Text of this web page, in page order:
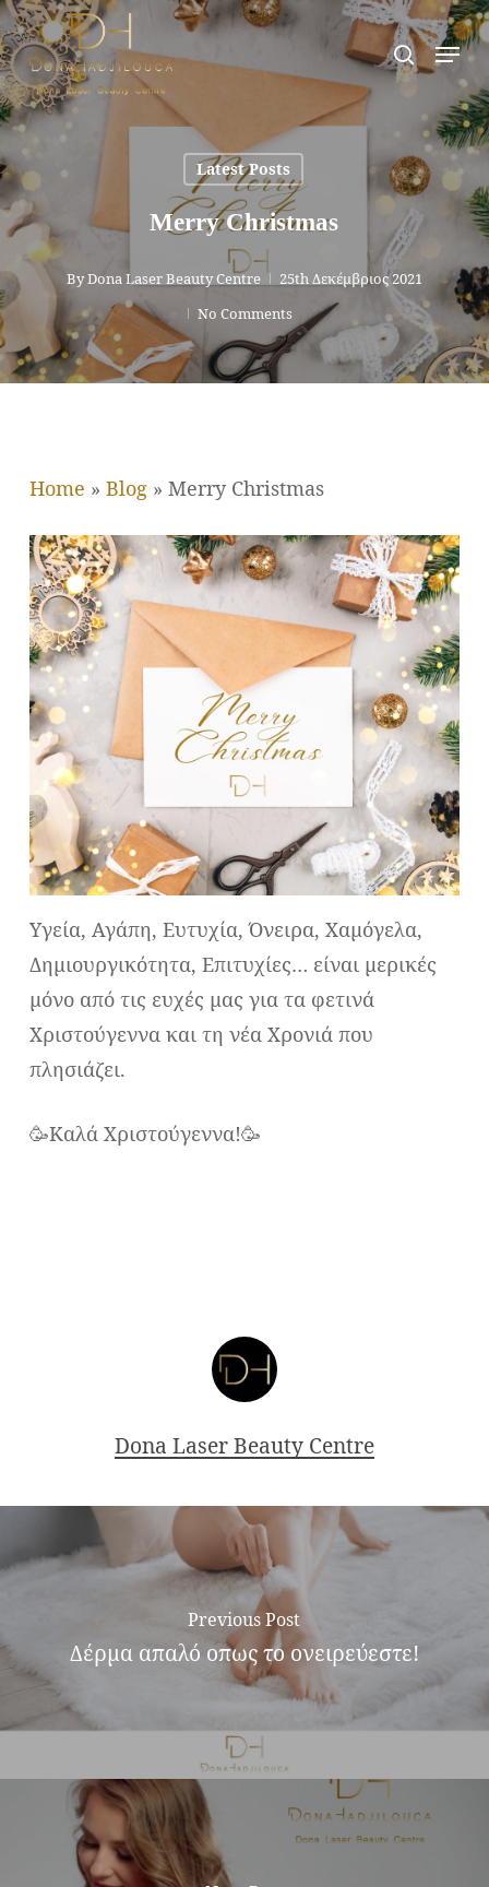
Skip
to
main
content
search
Menu
Latest Posts
Merry Christmas
ByDona Laser Beauty Centre
25th Δεκέμβριος 2021
No Comments
Home » Blog» Merry Christmas
Υγεία, Αγάπη, Ευτυχία, Όνειρα, Χαμόγελα,
Δημιουργικότητα, Επιτυχίες… είναι μερικές
μόνο από τις ευχές μας για τα φετινά
Χριστούγεννα και τη νέα Χρονιά που
πλησιάζει.
🥳Καλά Χριστούγεννα!🥳
Dona Laser Beauty Centre
Previous Post
Δέρμα απαλό οπως το ονειρεύεστε!